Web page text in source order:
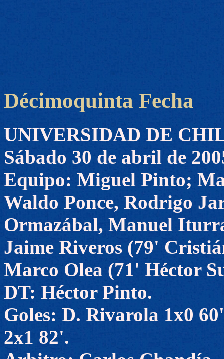
Décimoquinta Fecha
UNIVERSIDAD DE
Sábado 30 de abril de
Equipo: Miguel Pinto;
Waldo Ponce, Rodrigo
Ormazábal, Manuel
Jaime Riveros (79'
Marco Olea (71' Héctor
DT: Héctor Pinto.
Goles: D. Rivarola 1x0
2x1 82'.